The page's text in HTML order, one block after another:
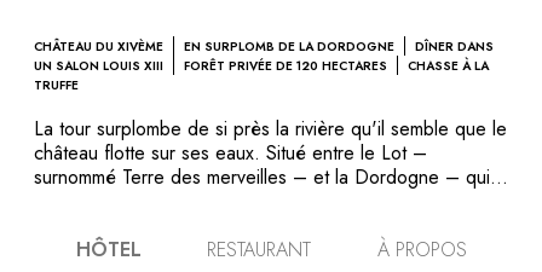
CHÂTEAU DU XIVÈME EN SURPLOMB DE LA DORDOGNE
DÎNER DANS
UN SALON LOUIS XIII
FORÊT PRIVÉE DE 120 HECTARES
CHASSE À LA
TRUFFE
La tour surplombe de si près la rivière qu'il semble que le
château flotte sur ses eaux. Situé entre le Lot –
surnommé Terre des merveilles – et la Dordogne – qui
d’une région exceptionnelle. Le chef revisite la cuisine de
HÔTEL RESTAURANT À PROPOS